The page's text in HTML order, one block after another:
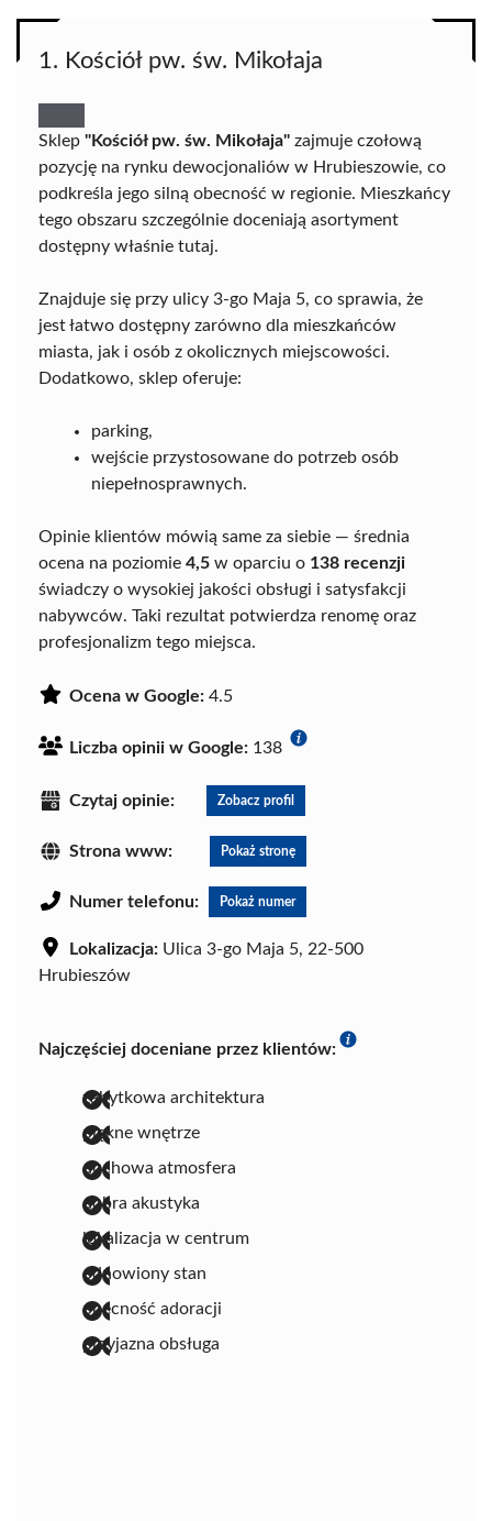
1. Kościół pw. św. Mikołaja
Sklep "Kościół pw. św. Mikołaja" zajmuje czołową
pozycję na rynku dewocjonaliów w Hrubieszowie, co
podkreśla jego silną obecność w regionie. Mieszkańcy
tego obszaru szczególnie doceniają asortyment
dostępny właśnie tutaj.
Znajduje się przy ulicy 3-go Maja 5, co sprawia, że
jest łatwo dostępny zarówno dla mieszkańców
miasta, jak i osób z okolicznych miejscowości.
Dodatkowo, sklep oferuje:
parking,
wejście przystosowane do potrzeb osób
niepełnosprawnych.
Opinie klientów mówią same za siebie — średnia
ocena na poziomie 4,5 w oparciu o 138 recenzji
świadczy o wysokiej jakości obsługi i satysfakcji
nabywców. Taki rezultat potwierdza renomę oraz
profesjonalizm tego miejsca.
Ocena w Google: 4.5
Liczba opinii w Google: 138
Czytaj opinie: Zobacz profil
Strona www: Pokaż stronę
Numer telefonu: Pokaż numer
Lokalizacja: Ulica 3-go Maja 5, 22-500
Hrubieszów
Najczęściej doceniane przez klientów:
zabytkowa architektura
piękne wnętrze
duchowa atmosfera
dobra akustyka
lokalizacja w centrum
odnowiony stan
obecność adoracji
przyjazna obsługa